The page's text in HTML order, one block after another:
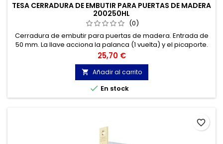
TESA CERRADURA DE EMBUTIR PARA PUERTAS DE MADERA
200250HL
(0)
Cerradura de embutir para puertas de madera. Entrada de
50 mm. La llave acciona la palanca (1 vuelta) y el picaporte.
La nueca acciona el picaporte.
Precio
25,70 €
 Añadir al carrito
 En stock
favorite_border